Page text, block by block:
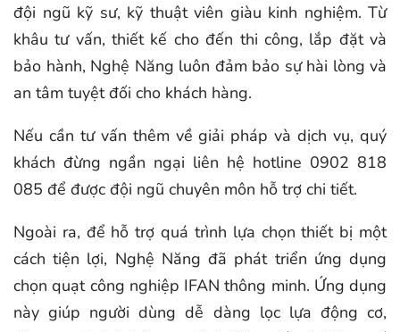
đội ngũ kỹ sư, kỹ thuật viên giàu kinh nghiệm. Từ
khâu tư vấn, thiết kế cho đến thi công, lắp đặt và
bảo hành, Nghệ Năng luôn đảm bảo sự hài lòng và
an tâm tuyệt đối cho khách hàng.
Nếu cần tư vấn thêm về giải pháp và dịch vụ, quý
khách đừng ngần ngại liên hệ hotline 0902 818
085 để được đội ngũ chuyên môn hỗ trợ chi tiết.
Ngoài ra, để hỗ trợ quá trình lựa chọn thiết bị một
cách tiện lợi, Nghệ Năng đã phát triển ứng dụng
chọn quạt công nghiệp IFAN thông minh. Ứng dụng
này giúp người dùng dễ dàng lọc lựa động cơ,